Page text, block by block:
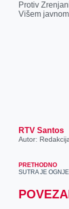
Protiv
Višem
RTV Santos
Autor:
PRETHODNO